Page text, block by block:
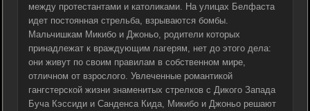
между протестантами и католиками. На улицах Белфаста
идет постоянная стрельба, взрываются бомбы.
Мальчишкам Микибо и Джоньо, родители которых
принадлежат к враждующим лагерям, нет до этого дела:
они живут по своим правилам в собственном мире,
отличном от взрослого. Увлеченные романтикой
гангстерской жизни знаменитых стрелков с Дикого Запада
Буча Кэссиди и Санденса Кида, Микибо и Джоньо решают